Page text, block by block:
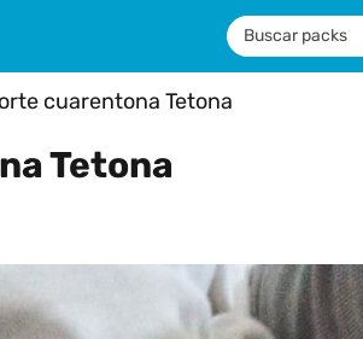
cuarentona Tetona
Tetona